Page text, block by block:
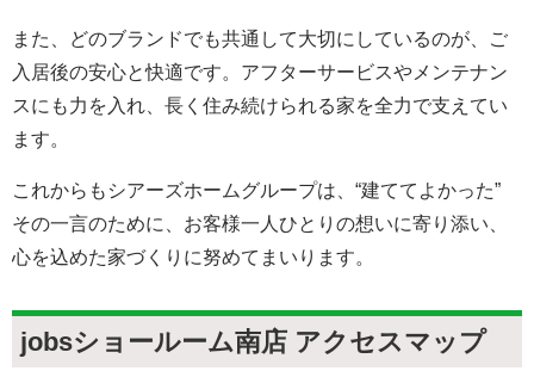
また、どのブランドでも共通して大切にしているのが、ご
入居後の安心と快適です。アフターサービスやメンテナン
スにも力を入れ、長く住み続けられる家を全力で支えてい
ます。
これからもシアーズホームグループは、“建ててよかった”
その一言のために、お客様一人ひとりの想いに寄り添い、
心を込めた家づくりに努めてまいります。
jobsショールーム南店 アクセスマップ